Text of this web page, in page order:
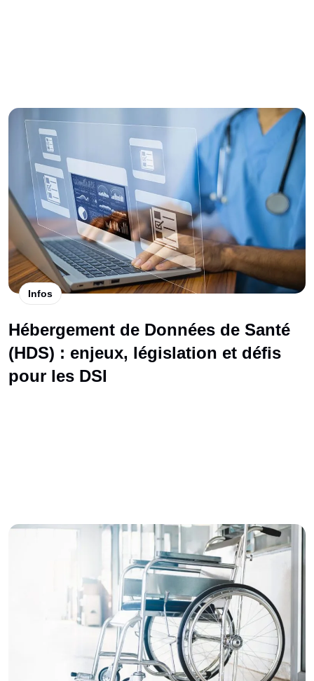
Infos
Hébergement de Données de Santé
(HDS) : enjeux, législation et défis
pour les DSI